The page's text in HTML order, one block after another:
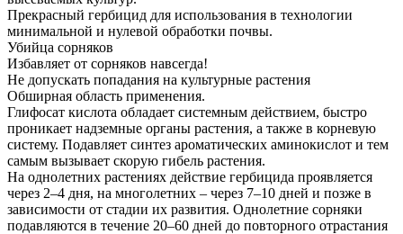
Прекрасный гербицид для использования в технологии
минимальной и нулевой обработки почвы.
Убийца сорняков
Избавляет от сорняков навсегда!
Не допускать попадания на культурные растения
Обширная область применения.
Глифосат кислота обладает системным действием, быстро
проникает надземные органы растения, а также в корневую
систему. Подавляет синтез ароматических аминокислот и тем
самым вызывает скорую гибель растения.
На однолетних растениях действие гербицида проявляется
через 2–4 дня, на многолетних – через 7–10 дней и позже в
зависимости от стадии их развития. Однолетние сорняки
подавляются в течение 20–60 дней до повторного отрастания